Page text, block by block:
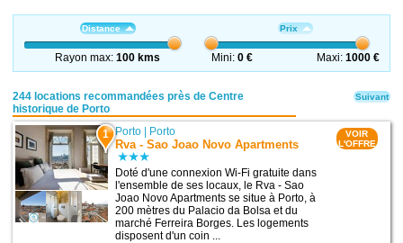
Distance
Rayon max:100 kms
Prix
Mini:0 € Maxi: 1000 €
244 locations recommandées près de Centre
historique de Porto
1 Porto | Porto
Rva - Sao Joao Novo Apartments
Doté d'une connexion Wi-Fi gratuite dans
l'ensemble de ses locaux, le Rva - Sao
Joao Novo Apartments se situe à Porto, à
200 mètres du Palacio da Bolsa et du
marché Ferreira Borges. Les logements
disposent d'un coin ...
VOIR
L'OFFRE
Suivant